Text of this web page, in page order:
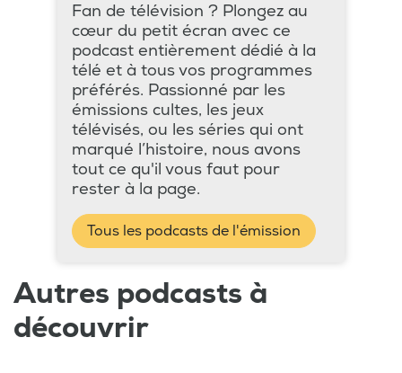
Fan de télévision ? Plongez au
cœur du petit écran avec ce
podcast entièrement dédié à la
télé et à tous vos programmes
préférés. Passionné par les
émissions cultes, les jeux
télévisés, ou les séries qui ont
marqué l’histoire, nous avons
tout ce qu'il vous faut pour
rester à la page.
Tous les podcasts de l'émission
Autres podcasts à
découvrir